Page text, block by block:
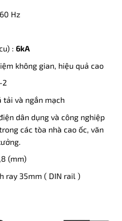
Hz
: 6kA
không gian, hiệu quả cao
2
tải và ngắn mạch
dân dụng và công nghiệp
các tòa nhà cao ốc, văn
(mm)
ray 35mm ( DIN rail )